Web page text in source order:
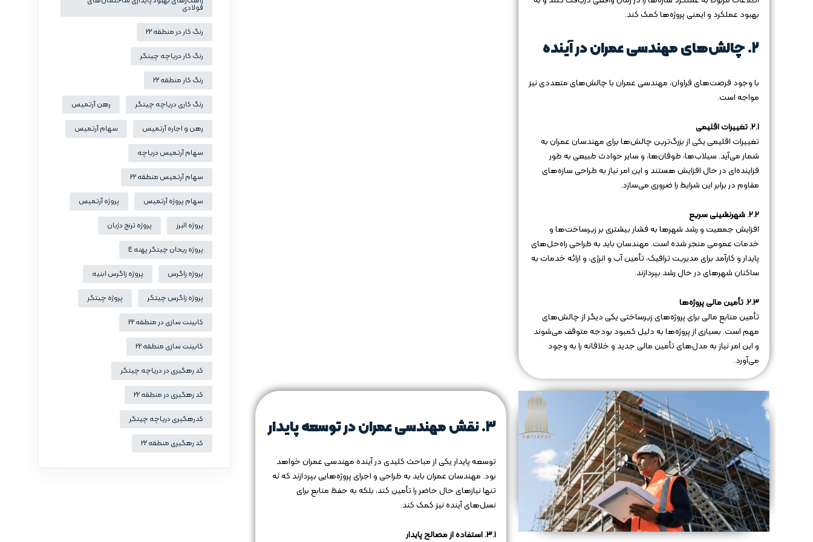
بهبود عملکرد و ایمنی پروژه‌ها کمک کند.
۲. چالش‌های مهندسی عمران در آینده
با وجود فرصت‌های فراوان، مهندسی عمران با چالش‌های متعددی نیز
مواجه است.
۲.۱. تغییرات اقلیمی
تغییرات اقلیمی یکی از بزرگ‌ترین چالش‌ها برای مهندسان عمران به
شمار می‌آید. سیلاب‌ها، طوفان‌ها، و سایر حوادث طبیعی به طور
فزاینده‌ای در حال افزایش هستند و این امر نیاز به طراحی سازه‌های
مقاوم در برابر این شرایط را ضروری می‌سازد.
۲.۲. شهرنشینی سریع
افزایش جمعیت و رشد شهرها به فشار بیشتری بر زیرساخت‌ها و
خدمات عمومی منجر شده است. مهندسان باید به طراحی راه‌حل‌های
پایدار و کارآمد برای مدیریت ترافیک، تأمین آب و انرژی، و ارائه خدمات به
ساکنان شهرهای در حال رشد بپردازند.
۲.۳. تأمین مالی پروژه‌ها
تأمین منابع مالی برای پروژه‌های زیرساختی یکی دیگر از چالش‌های
مهم است. بسیاری از پروژه‌ها به دلیل کمبود بودجه متوقف می‌شوند
و این امر نیاز به مدل‌های تأمین مالی جدید و خلاقانه را به وجود
می‌آورد.
۳. نقش مهندسی عمران در توسعه پایدار
توسعه پایدار یکی از مباحث کلیدی در آینده مهندسی عمران خواهد
بود. مهندسان عمران باید به طراحی و اجرای پروژه‌هایی بپردازند که نه
تنها نیازهای حال حاضر را تأمین کند، بلکه به حفظ منابع برای
نسل‌های آینده نیز کمک کند.
۳.۱. استفاده از مصالح پایدار
فولادی
رنگ کار در منطقه 22
رنگ کار دریاچه چیتگر
رنگ کار منطقه 22
رنگ کاری دریاچه چیتگر رهن آرتمیس
رهن و اجاره آرتمیس سهام آرتمیس
سهام آرتمیس دریاچه
سهام آرتمیس منطقه 22
سهام پروژه آرتمیس پروژه آرتمیس
پروژه البرز پروژه ترنج دژبان
پروژه ریحان چیتگر پهنه E
پروژه زاگرس پروژه زاگرس ابنیه
پروژه زاگرس چیتگر پروژه چیتگر
کابینت سازی در منطقه 22
کابینت سازی منطقه 22
کد رهگیری در دریاچه چیتگر
کد رهگیری در منطقه 22
کدرهگیری دریاچه چیتگر
کد رهگیری منطقه 22